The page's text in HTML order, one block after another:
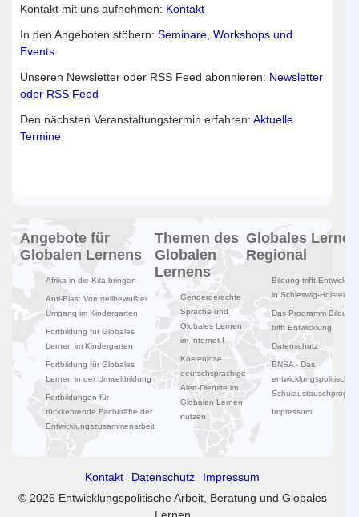
Kontakt mit uns aufnehmen: Kontakt
In den Angeboten stöbern: Seminare, Workshops und
Events
Unseren Newsletter oder RSS Feed abonnieren: Newsletter
oder RSS Feed
Den nächsten Veranstaltungstermin erfahren: Aktuelle
Termine
Angebote für
Globalen Lernens
Afrika in die Kita bringen
Anti-Bias: Vorurteilbewußter
Umgang im Kindergarten
Fortbildung für Globales
Lernen im Kindergarten
Fortbildung für Globales
Lernen in der Umweltbildung
Fortbildungen für
rückkehrende Fachkräfte der
Entwicklungszusammenarbeit
Themen des
Globalen
Lernens
Gendergerechte
Sprache und
Globales Lernen
im Internet I
Kostenlose
deutschsprachige
Alert-Dienste im
Globalen Lernen
nutzen
Globales Lernen
Regional
Bildung trifft
in Schleswig-Holstein
Das Programm Bildung
trifft Entwicklung
Datenschutz
ENSA - Das
entwicklungspolitische
Impressum
Kontakt Datenschutz
Impressum
© 2026 Entwicklungspolitische Arbeit, Beratung und Globales
Lernen